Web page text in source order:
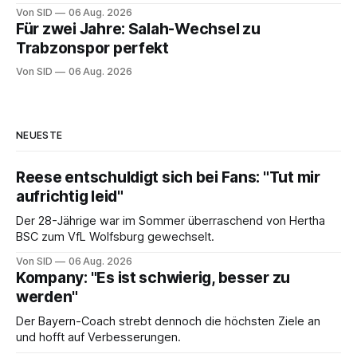
Von SID 06 Aug. 2026
Für zwei Jahre: Salah-Wechsel zu
Trabzonspor perfekt
Von SID 06 Aug. 2026
NEUESTE
Reese entschuldigt sich bei Fans: "Tut mir
aufrichtig leid"
Der 28-Jährige war im Sommer überraschend von Hertha
BSC zum VfL Wolfsburg gewechselt.
Von SID 06 Aug. 2026
Kompany: "Es ist schwierig, besser zu
werden"
Der Bayern-Coach strebt dennoch die höchsten Ziele an
und hofft auf Verbesserungen.